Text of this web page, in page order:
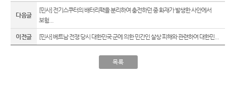
영상재
판 절차
안내
다음글
[민사] 전기스쿠터의 배터리팩을 분리하여 충전하던 중 화재가 발생한 사안에서
보험...
이전글 [민사] 베트남 전쟁 당시 대한민국 군에 의한 민간인 살상 피해와 관련하여 대한민...
목록